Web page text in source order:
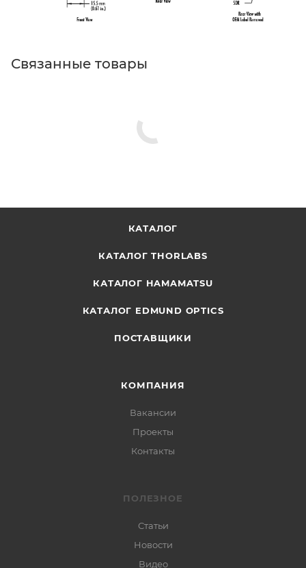
Связанные товары
КАТАЛОГ
КАТАЛОГ THORLABS
КАТАЛОГ HAMAMATSU
КАТАЛОГ EDMUND OPTICS
ПОСТАВЩИКИ
КОМПАНИЯ
Вакансии
Проекты
Контакты
ПОЛЕЗНОЕ
Статьи
Новости
Видео